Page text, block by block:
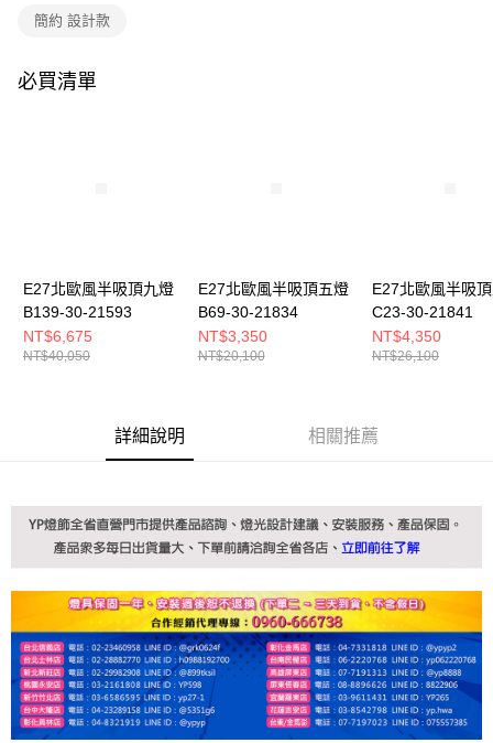
是否繳費成功／繳費後需取消欲退款等相關疑問，請聯繫「AFTEE先享後付
【注意事項】
時審查核予不同之上限額度；若仍有額度不足之情形，本公司將視審查結果
５．嚴禁一人註冊多個帳號或使用他人資訊註冊。若發現惡意使用之情形，
恩沛科技股份有限公司將有權停止該用戶之使用額度並採取法律行動。
簡約 設計款
必買清單
E27北歐風半吸頂九燈
B139-30-21593
NT$6,675
NT$40,050
E27北歐風半吸頂五燈
B69-30-21834
NT$3,350
NT$20,100
E27北歐風半吸
C23-30-21841
NT$4,350
NT$26,100
詳細說明 相關推薦